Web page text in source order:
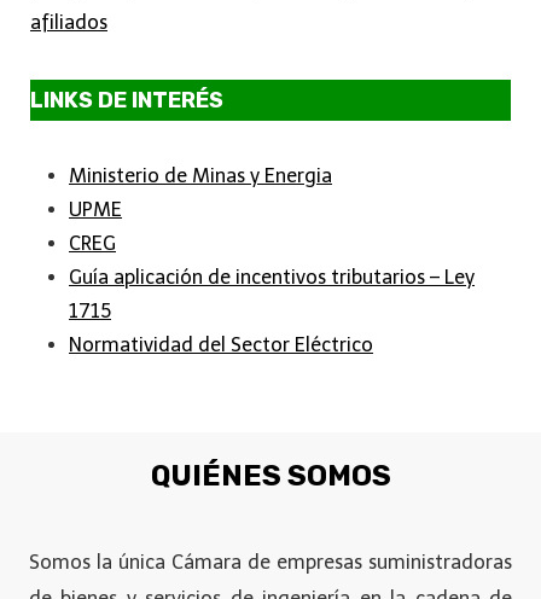
afiliados
LINKS DE INTERÉS
Ministerio de Minas y Energia
UPME
CREG
Guía aplicación de incentivos tributarios – Ley
1715
Normatividad del Sector Eléctrico
QUIÉNES SOMOS
Somos la única Cámara de empresas suministradoras